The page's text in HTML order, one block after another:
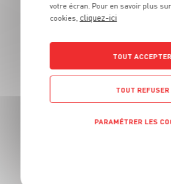
LES
À
Grand Frais habituel ? Trouvez ci-
plus proches !
votre écran. Pour en savoir plus
cookies, cliquez-ici
TOUT ACCEPTER
TOUT REFUSER
PARAMÉTRER LES